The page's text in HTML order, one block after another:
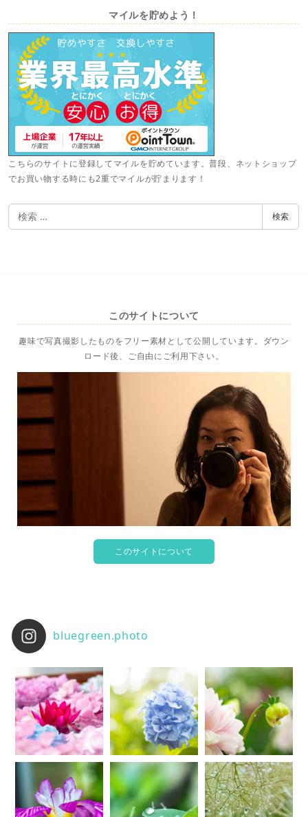
マイルを貯めよう！
こちらのサイトに登録してマイルを貯めています。普段、ネットショップ
でお買い物する時にも2重でマイルが貯まります！
検
索
検索
このサイトについて
趣味で写真撮影したものをフリー素材として公開しています。ダウン
ロード後、ご自由にご利用下さい。
このサイトについて
bluegreen.photo